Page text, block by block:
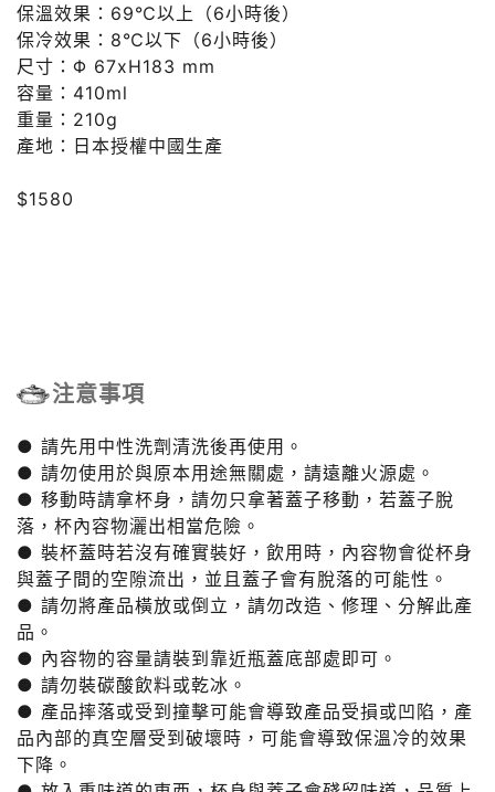
保溫效果：69℃以上（6小時後）
保冷效果：8℃以下（6小時後）
尺寸：Φ 67xH183 mm
容量：410ml
重量：210g
產地：日本授權中國生產
$1580
注意事項
● 請先用中性洗劑清洗後再使用。
● 請勿使用於與原本用途無關處，請遠離火源處。
● 移動時請拿杯身，請勿只拿著蓋子移動，若蓋子脫
落，杯內容物灑出相當危險。
● 裝杯蓋時若沒有確實裝好，飲用時，內容物會從杯身
與蓋子間的空隙流出，並且蓋子會有脫落的可能性。
● 請勿將產品橫放或倒立，請勿改造、修理、分解此產
品。
● 內容物的容量請裝到靠近瓶蓋底部處即可。
● 請勿裝碳酸飲料或乾冰。
● 產品摔落或受到撞擊可能會導致產品受損或凹陷，產
品內部的真空層受到破壞時，可能會導致保溫冷的效果
下降。